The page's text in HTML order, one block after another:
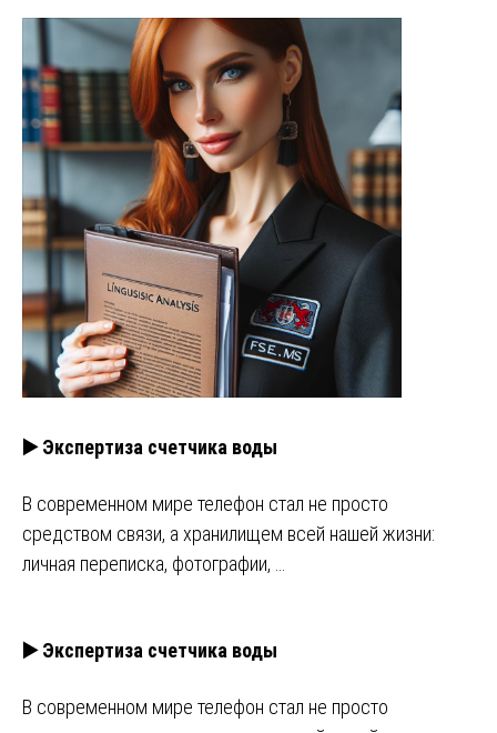
▶️ Экспертиза счетчика воды
В современном мире телефон стал не просто
средством связи, а хранилищем всей нашей жизни:
личная переписка, фотографии, …
▶️ Экспертиза счетчика воды
В современном мире телефон стал не просто